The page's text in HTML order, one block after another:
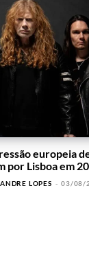
europeia
por Lisboa em
LOPES - 03/08/